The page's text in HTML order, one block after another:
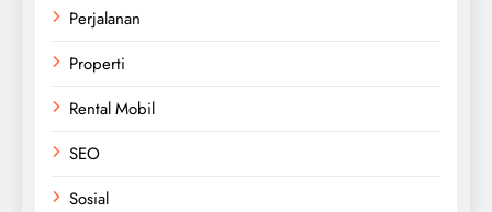
Perjalanan
Properti
Rental Mobil
SEO
Sosial